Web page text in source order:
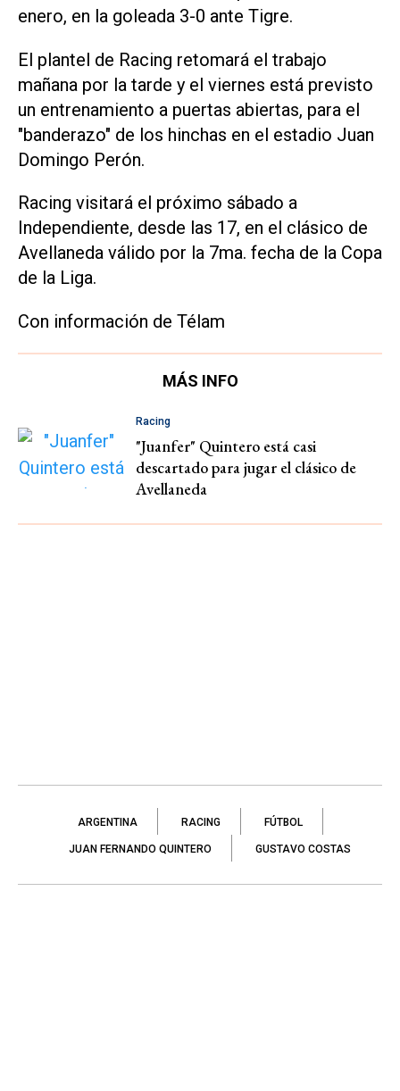
enero, en la goleada 3-0 ante Tigre.
El plantel de Racing retomará el trabajo
mañana por la tarde y el viernes está previsto
un entrenamiento a puertas abiertas, para el
"banderazo" de los hinchas en el estadio Juan
Domingo Perón.
Racing visitará el próximo sábado a
Independiente, desde las 17, en el clásico de
Avellaneda válido por la 7ma. fecha de la Copa
de la Liga.
Con información de Télam
MÁS INFO
Racing
"Juanfer" Quintero está casi
descartado para jugar el clásico de
Avellaneda
ARGENTINA RACING FÚTBOL
JUAN FERNANDO QUINTERO GUSTAVO COSTAS